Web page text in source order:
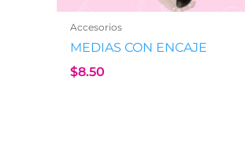
Accesorios
MEDIAS CON ENCAJE
$8.50